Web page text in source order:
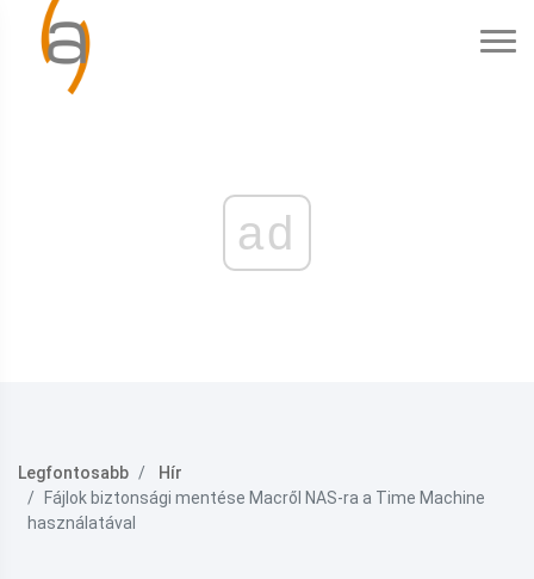
ad
Legfontosabb
Hír
Fájlok biztonsági mentése Macről NAS-ra a Time Machine
használatával